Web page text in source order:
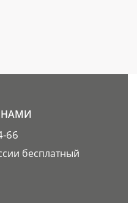
НАМИ
66
бесплатный